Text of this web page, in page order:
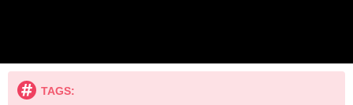
TAGS: